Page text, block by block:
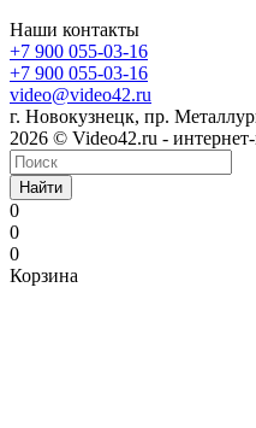
Наши контакты
+7 900 055-03-16
+7 900 055-03-16
video@video42.ru
г. Новокузнецк, пр.
2026 © Video42.ru -
Найти
0
0
0
Корзина